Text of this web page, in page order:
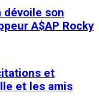
dévoile son
A$AP Rocky
et
et les amis